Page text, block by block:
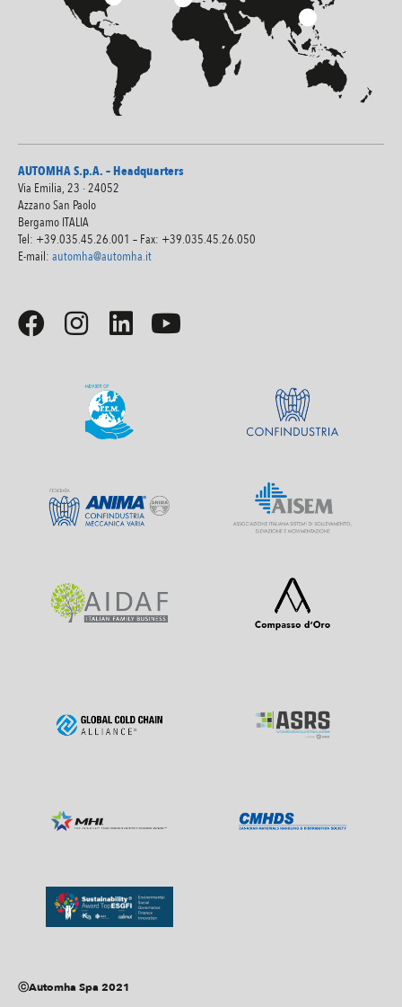
AUTOMHA S.p.A. – Headquarters
Via Emilia, 23 · 24052
Azzano San Paolo
Bergamo ITALIA
Tel: +39.035.45.26.001 – Fax: +39.035.45.26.050
E-mail: automha@automha.it
ⓒAutomha Spa 2021